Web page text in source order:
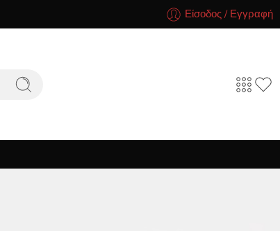
Είσοδος / Εγγραφή